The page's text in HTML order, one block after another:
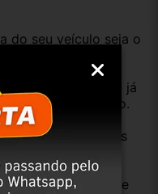
do seu veículo seja o
perfeitamente.
KM, pois o veículo já
em ótimo estado.
e enviar, elas
desgaste